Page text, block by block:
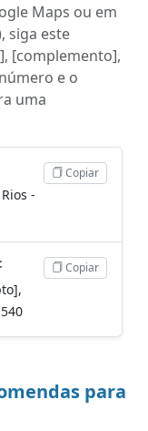
Maps ou em
siga este
[complemento],
e o
uma
-
Copiar
Copiar
para